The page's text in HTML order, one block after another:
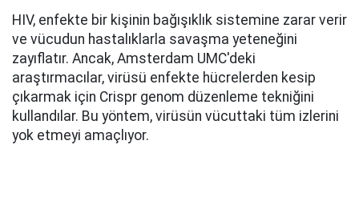
HIV, enfekte bir kişinin bağışıklık sistemine zarar verir
ve vücudun hastalıklarla savaşma yeteneğini
zayıflatır. Ancak, Amsterdam UMC'deki
araştırmacılar, virüsü enfekte hücrelerden kesip
çıkarmak için Crispr genom düzenleme tekniğini
kullandılar. Bu yöntem, virüsün vücuttaki tüm izlerini
yok etmeyi amaçlıyor.